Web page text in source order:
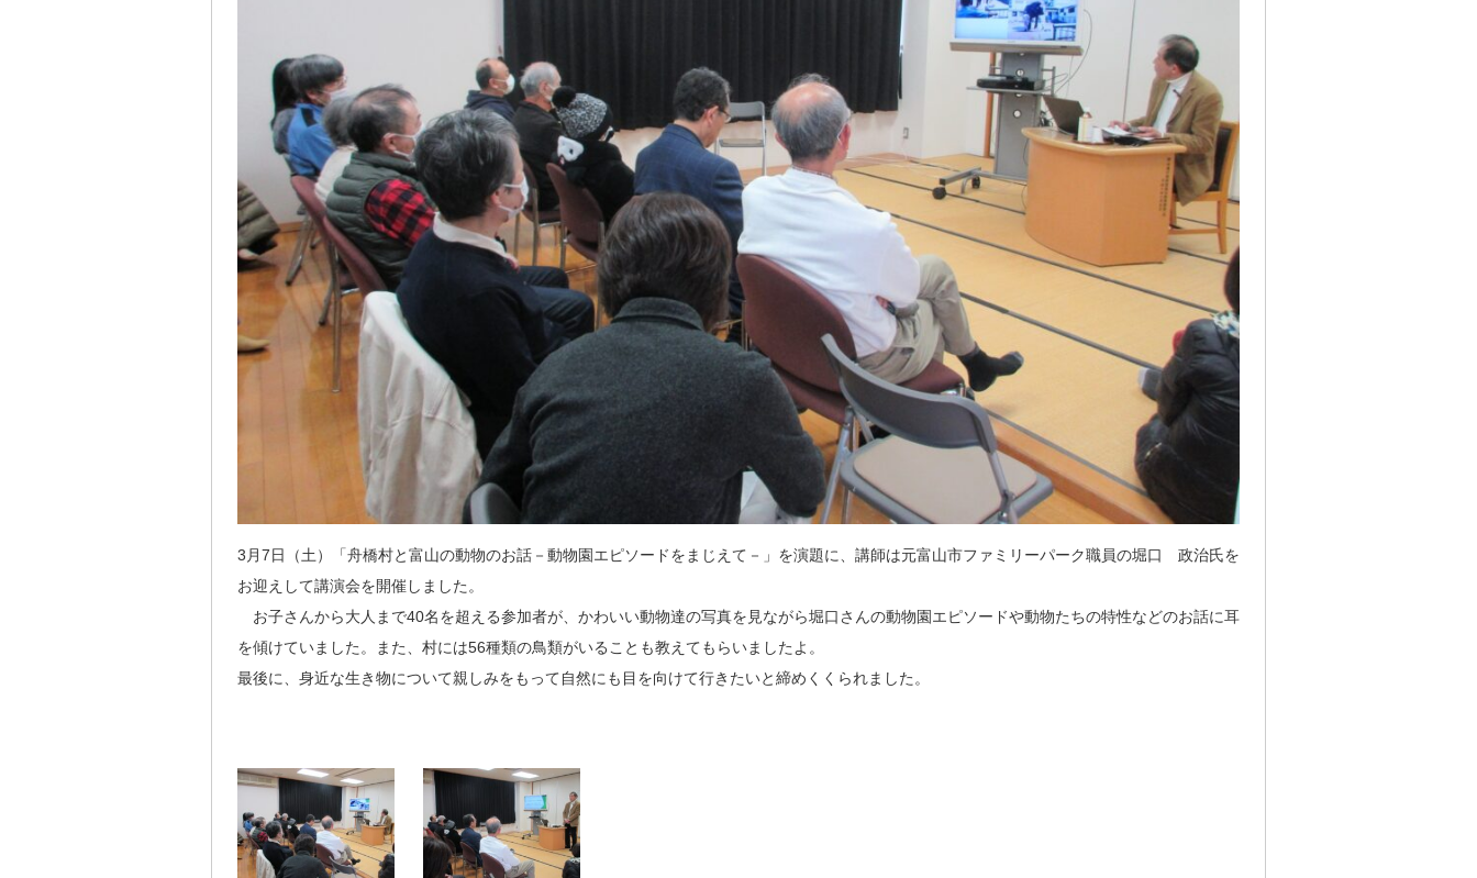
3月7日（土）「舟橋村と富山の動物のお話－動物園エピソードをまじえて－」を演題に、講師は元富山市ファミリーパーク職員の堀口 政治氏を
お迎えして講演会を開催しました。
お子さんから大人まで40名を超える参加者が、かわいい動物達の写真を見ながら堀口さんの動物園エピソードや動物たちの特性などのお話に耳
を傾けていました。また、村には56種類の鳥類がいることも教えてもらいましたよ。
最後に、身近な生き物について親しみをもって自然にも目を向けて行きたいと締めくくられました。